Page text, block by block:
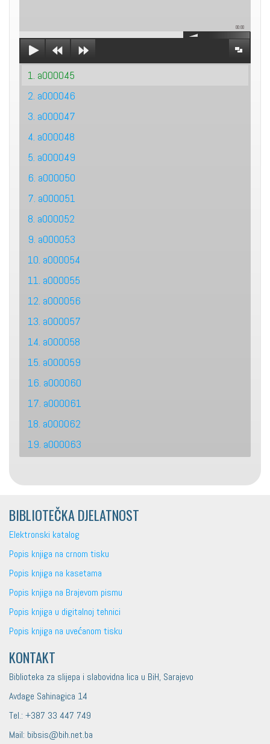
00:00
1. a000045
2. a000046
3. a000047
4. a000048
5. a000049
6. a000050
7. a000051
8. a000052
9. a000053
10. a000054
11. a000055
12. a000056
13. a000057
14. a000058
15. a000059
16. a000060
17. a000061
18. a000062
19. a000063
BIBLIOTEČKA DJELATNOST
Elektronski katalog
Popis knjiga na crnom tisku
Popis knjiga na kasetama
Popis knjiga na Brajevom pismu
Popis knjiga u digitalnoj tehnici
Popis knjiga na uvećanom tisku
KONTAKT
Biblioteka za slijepa i slabovidna lica u BiH, Sarajevo
Avdage Sahinagica 14
Tel.: +387 33 447 749
Mail: bibsis@bih.net.ba